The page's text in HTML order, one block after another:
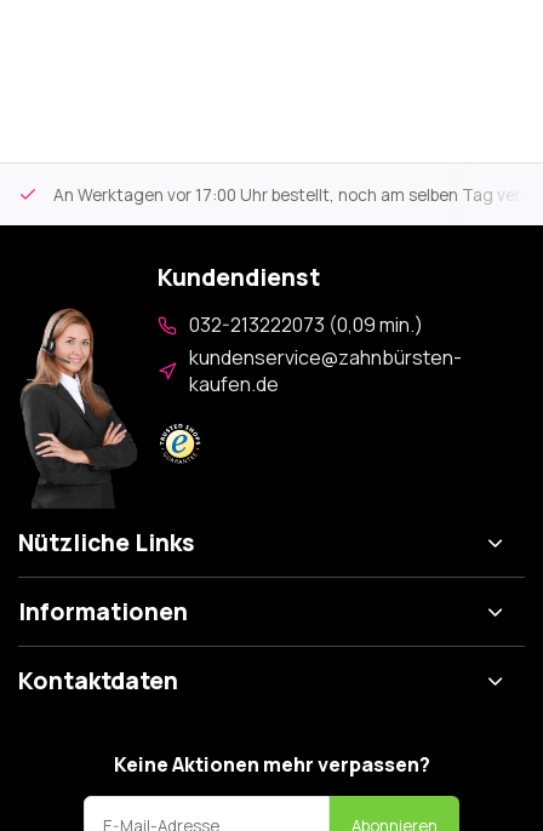
An Werktagen vor 17:00 Uhr bestellt, noch am selben Tag
Kundendienst
032-213222073 (0,09 min.)
kundenservice@zahnbürsten-
kaufen.de
Nützliche Links
Informationen
Kontaktdaten
Keine Aktionen mehr verpassen?
Abonnieren